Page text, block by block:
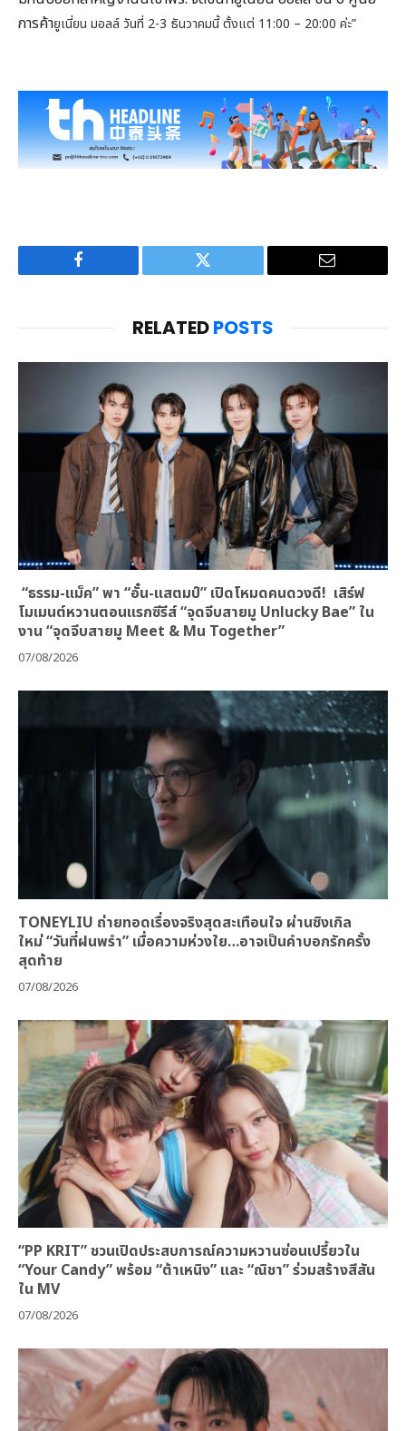
การค้ายูเนี่ยน มอลล์ วันที่ 2-3 ธันวาคมนี้ ตั้งแต่ 11:00 – 20:00 ค่ะ”
Facebook Twitter Email
RELATEDPOSTS
“ธรรม-แม็ค” พา “อั๋น-แสตมป์” เปิดโหมดคนดวงดี! เสิร์ฟ
โมเมนต์หวานตอนแรกซีรีส์ “จุดจีบสายมู Unlucky Bae” ใน
งาน “จุดจีบสายมู Meet & Mu Together”
07/08/2026
TONEYLIU ถ่ายทอดเรื่องจริงสุดสะเทือนใจ ผ่านซิงเกิล
ใหม่ “วันที่ฝนพรำ” เมื่อความห่วงใย…อาจเป็นคำบอกรักครั้ง
สุดท้าย
07/08/2026
“PP KRIT” ชวนเปิดประสบการณ์ความหวานซ่อนเปรี้ยวใน
“Your Candy” พร้อม “ต้าเหนิง” และ “ณิชา” ร่วมสร้างสีสัน
ใน MV
07/08/2026